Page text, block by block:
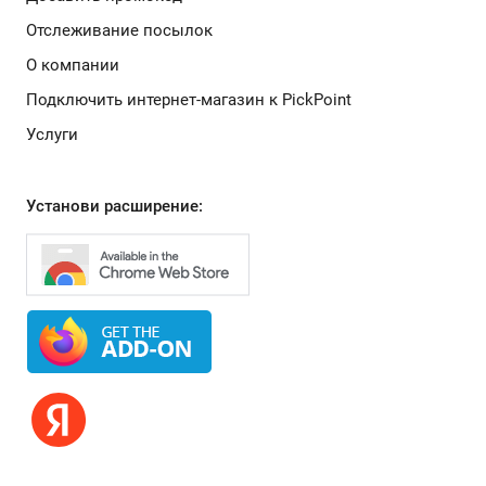
Отслеживание посылок
О компании
Подключить интернет-магазин к PickPoint
Услуги
Установи расширение: